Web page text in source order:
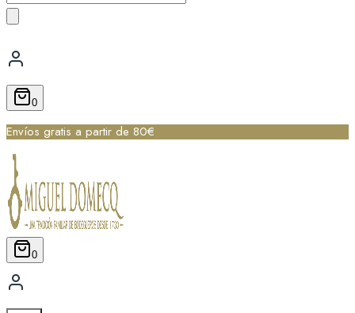
de
0
Envíos gratis a partir de 80€
0